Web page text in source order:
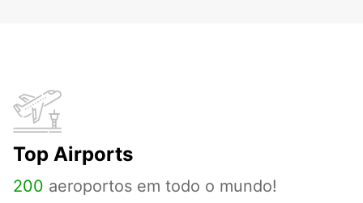
Top Airports
200 aeroportos em todo o mundo!